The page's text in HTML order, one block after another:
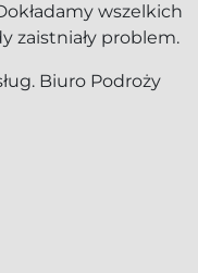
wszelkich
zaistniały problem.
Biuro Podroży